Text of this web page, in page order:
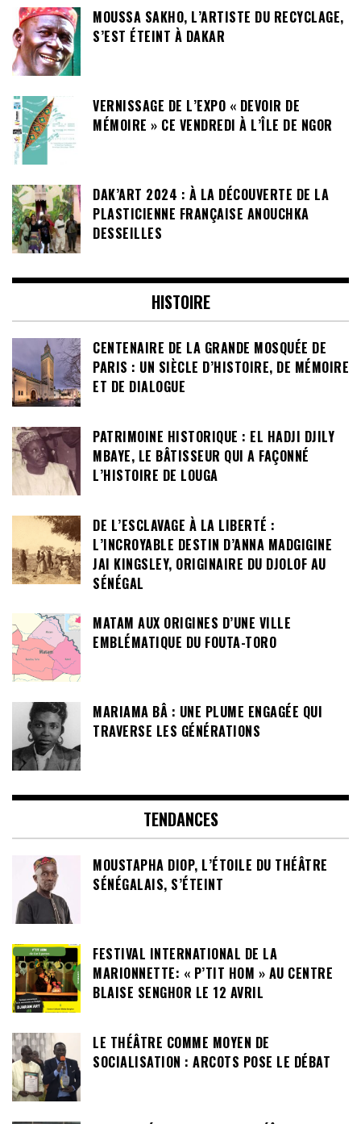
MOUSSA SAKHO, L’ARTISTE DU RECYCLAGE,
S’EST ÉTEINT À DAKAR
VERNISSAGE DE L’EXPO « DEVOIR DE
MÉMOIRE » CE VENDREDI À L’ÎLE DE NGOR
DAK’ART 2024 : À LA DÉCOUVERTE DE LA
PLASTICIENNE FRANÇAISE ANOUCHKA
DESSEILLES
HISTOIRE
CENTENAIRE DE LA GRANDE MOSQUÉE DE
PARIS : UN SIÈCLE D’HISTOIRE, DE MÉMOIRE
ET DE DIALOGUE
PATRIMOINE HISTORIQUE : EL HADJI DJILY
MBAYE, LE BÂTISSEUR QUI A FAÇONNÉ
L’HISTOIRE DE LOUGA
DE L’ESCLAVAGE À LA LIBERTÉ :
L’INCROYABLE DESTIN D’ANNA MADGIGINE
JAI KINGSLEY, ORIGINAIRE DU DJOLOF AU
SÉNÉGAL
MATAM AUX ORIGINES D’UNE VILLE
EMBLÉMATIQUE DU FOUTA-TORO
MARIAMA BÂ : UNE PLUME ENGAGÉE QUI
TRAVERSE LES GÉNÉRATIONS
TENDANCES
MOUSTAPHA DIOP, L’ÉTOILE DU THÉÂTRE
SÉNÉGALAIS, S’ÉTEINT
FESTIVAL INTERNATIONAL DE LA
MARIONNETTE: « P’TIT HOM » AU CENTRE
BLAISE SENGHOR LE 12 AVRIL
LE THÉÂTRE COMME MOYEN DE
SOCIALISATION : ARCOTS POSE LE DÉBAT